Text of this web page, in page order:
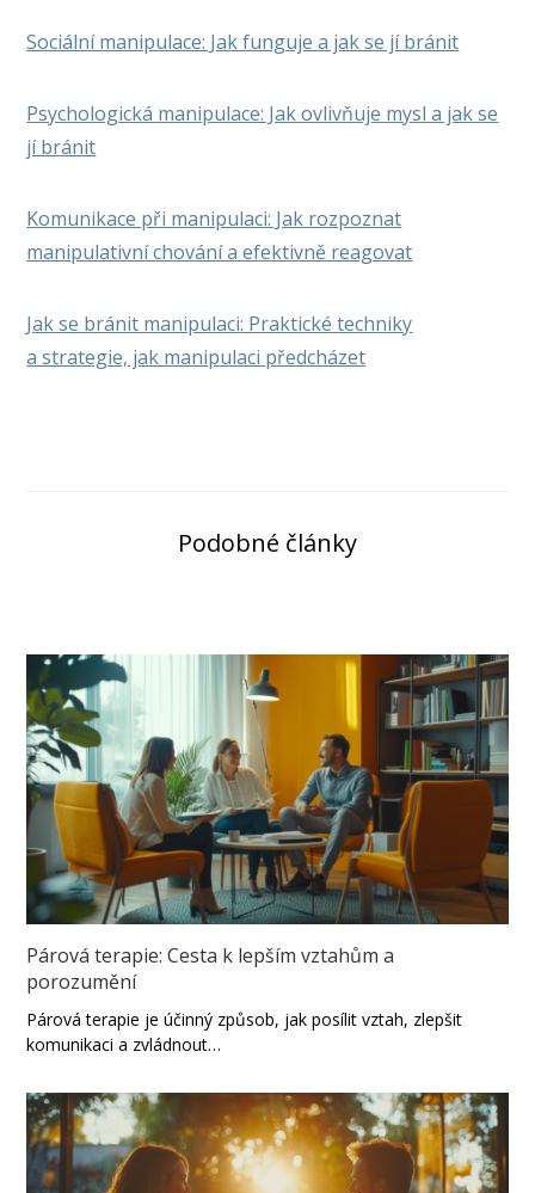
Sociální manipulace: Jak funguje a jak se jí bránit
Psychologická manipulace: Jak ovlivňuje mysl a jak se
jí bránit
Komunikace při manipulaci: Jak rozpoznat
manipulativní chování a efektivně reagovat
Jak se bránit manipulaci: Praktické techniky
a strategie, jak manipulaci předcházet
Podobné články
Párová terapie: Cesta k lepším vztahům a
porozumění
Párová terapie je účinný způsob, jak posílit vztah, zlepšit
komunikaci a zvládnout…